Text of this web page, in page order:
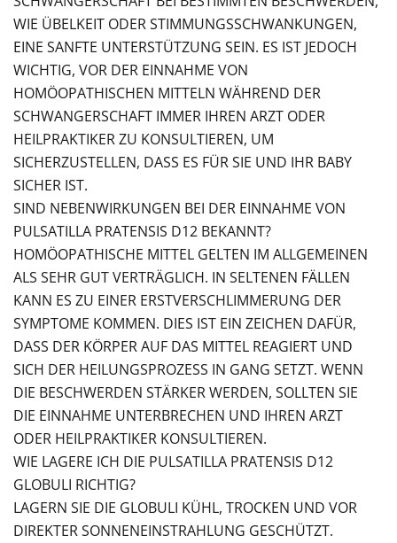
WIE ÜBELKEIT ODER STIMMUNGSSCHWANKUNGEN,
EINE SANFTE UNTERSTÜTZUNG SEIN. ES IST JEDOCH
WICHTIG, VOR DER EINNAHME VON
HOMÖOPATHISCHEN MITTELN WÄHREND DER
SCHWANGERSCHAFT IMMER IHREN ARZT ODER
HEILPRAKTIKER ZU KONSULTIEREN, UM
SICHERZUSTELLEN, DASS ES FÜR SIE UND IHR BABY
SICHER IST.
SIND NEBENWIRKUNGEN BEI DER EINNAHME VON
PULSATILLA PRATENSIS D12 BEKANNT?
HOMÖOPATHISCHE MITTEL GELTEN IM ALLGEMEINEN
ALS SEHR GUT VERTRÄGLICH. IN SELTENEN FÄLLEN
KANN ES ZU EINER ERSTVERSCHLIMMERUNG DER
SYMPTOME KOMMEN. DIES IST EIN ZEICHEN DAFÜR,
DASS DER KÖRPER AUF DAS MITTEL REAGIERT UND
SICH DER HEILUNGSPROZESS IN GANG SETZT. WENN
DIE BESCHWERDEN STÄRKER WERDEN, SOLLTEN SIE
DIE EINNAHME UNTERBRECHEN UND IHREN ARZT
ODER HEILPRAKTIKER KONSULTIEREN.
WIE LAGERE ICH DIE PULSATILLA PRATENSIS D12
GLOBULI RICHTIG?
LAGERN SIE DIE GLOBULI KÜHL, TROCKEN UND VOR
DIREKTER SONNENEINSTRAHLUNG GESCHÜTZT.